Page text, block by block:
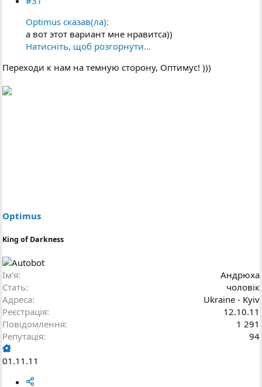
Optimus сказав(ла):
а вот этот вариант мне нравитса))
Натисніть, щоб розгорнути...
Переходи к нам на темную сторону, Оптимус! )))
Optimus
King of Darkness
Ім'я
Андрюха
Стать
чоловік
Адреса
Ukraine - Kyiv
Реєстрація
12.10.11
Повідомлення
1 291
Репутація
94
01.11.11